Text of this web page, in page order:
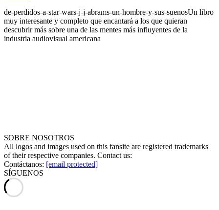
de-perdidos-a-star-wars-j-j-abrams-un-hombre-y-sus-suenosUn libro
muy interesante y completo que encantará a los que quieran
descubrir más sobre una de las mentes más influyentes de la
industria audiovisual americana
SOBRE NOSOTROS
All logos and images used on this fansite are registered trademarks
of their respective companies. Contact us:
Contáctanos: [email protected]
SÍGUENOS